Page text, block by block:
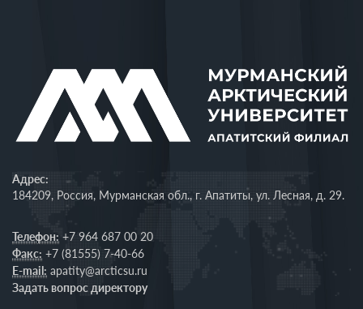
Адрес:
184209, Россия, Мурманская обл., г. Апатиты, ул. Лесная, д. 29.
Телефон: +7 964 687 00 20
Факс: +7 (81555) 7-40-66
E-mail: apatity@arcticsu.ru
Задать вопрос директору